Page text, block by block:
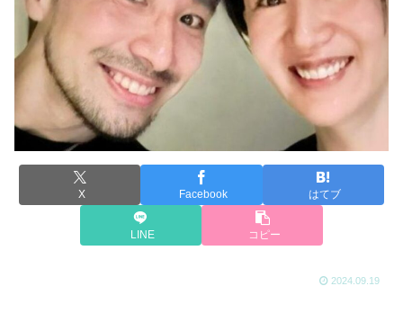
X Facebook はてブ
LINE コピー
2024.09.19